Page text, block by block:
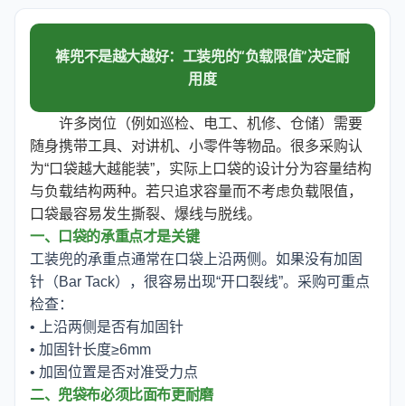
裤兜不是越大越好：工装兜的“负载限值”决定耐
用度
许多岗位（例如巡检、电工、机修、仓储）需要
随身携带工具、对讲机、小零件等物品。很多采购认
为“口袋越大越能装”，实际上口袋的设计分为容量结构
与负载结构两种。若只追求容量而不考虑负载限值，
口袋最容易发生撕裂、爆线与脱线。
一、口袋的承重点才是关键
工装兜的承重点通常在口袋上沿两侧。如果没有加固
针（Bar Tack），很容易出现“开口裂线”。采购可重点
检查：
• 上沿两侧是否有加固针
• 加固针长度≥6mm
• 加固位置是否对准受力点
二、兜袋布必须比面布更耐磨